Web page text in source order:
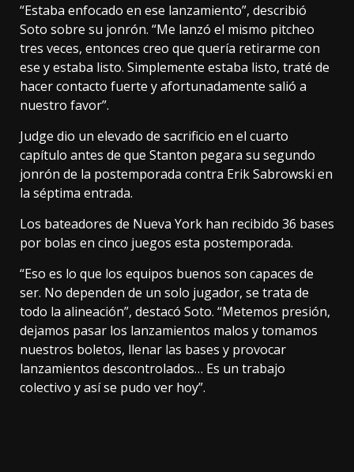
“Estaba enfocado en ese lanzamiento”, describió
Soto sobre su jonrón. “Me lanzó el mismo pitcheo
tres veces, entonces creo que quería retirarme con
ese y estaba listo. Simplemente estaba listo, traté de
hacer contacto fuerte y afortunadamente salió a
nuestro favor”.
Judge dio un elevado de sacrificio en el cuarto
capítulo antes de que Stanton pegara su segundo
jonrón de la postemporada contra Erik Sabrowski en
la séptima entrada.
Los bateadores de Nueva York han recibido 36 bases
por bolas en cinco juegos esta postemporada.
“Eso es lo que los equipos buenos son capaces de
ser. No dependen de un solo jugador, se trata de
todo la alineación”, destacó Soto. “Metemos presión,
dejamos pasar los lanzamientos malos y tomamos
nuestros boletos, llenar las bases y provocar
lanzamientos descontrolados… Es un trabajo
colectivo y así se pudo ver hoy”.